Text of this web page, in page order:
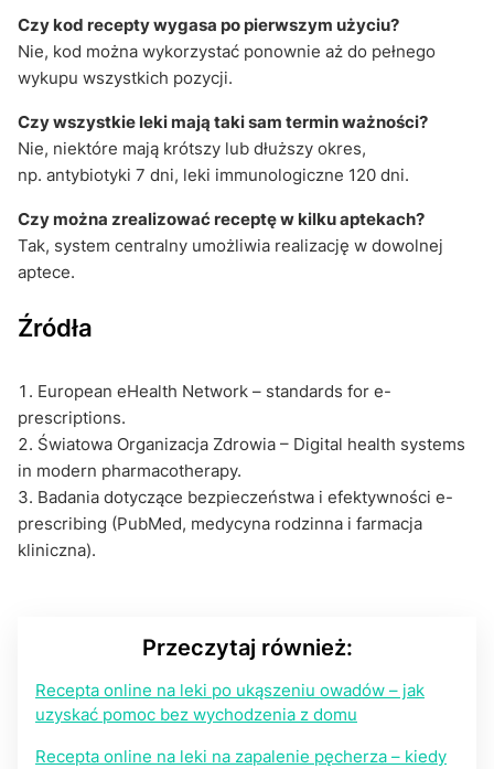
Czy kod recepty wygasa po pierwszym użyciu?
Nie, kod można wykorzystać ponownie aż do pełnego
wykupu wszystkich pozycji.
Czy wszystkie leki mają taki sam termin ważności?
Nie, niektóre mają krótszy lub dłuższy okres,
np. antybiotyki 7 dni, leki immunologiczne 120 dni.
Czy można zrealizować receptę w kilku aptekach?
Tak, system centralny umożliwia realizację w dowolnej
aptece.
Źródła
European eHealth Network – standards for e-
prescriptions.
Światowa Organizacja Zdrowia – Digital health systems
in modern pharmacotherapy.
Badania dotyczące bezpieczeństwa i efektywności e-
prescribing (PubMed, medycyna rodzinna i farmacja
kliniczna).
Przeczytaj również:
Recepta online na leki po ukąszeniu owadów – jak
uzyskać pomoc bez wychodzenia z domu
Recepta online na leki na zapalenie pęcherza – kiedy